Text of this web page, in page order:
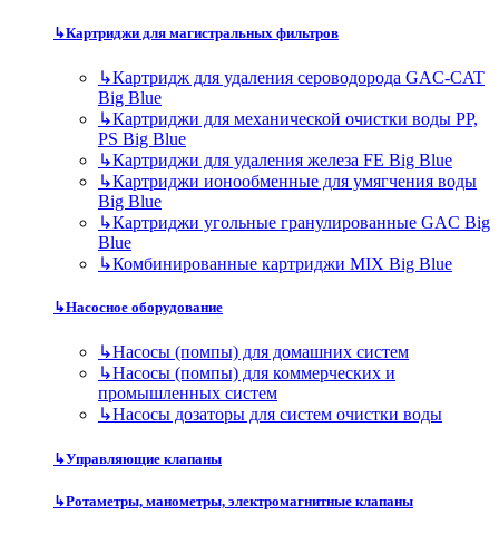
↳Картриджи для магистральных фильтров
↳Картридж для удаления сероводорода GAC-CAT
Big Blue
↳Картриджи для механической очистки воды PP,
PS Big Blue
↳Картриджи для удаления железа FE Big Blue
↳Картриджи ионообменные для умягчения воды
Big Blue
↳Картриджи угольные гранулированные GAC Big
Blue
↳Комбинированные картриджи MIX Big Blue
↳Насосное оборудование
↳Насосы (помпы) для домашних систем
↳Насосы (помпы) для коммерческих и
промышленных систем
↳Насосы дозаторы для систем очистки воды
↳Управляющие клапаны
↳Ротаметры, манометры, электромагнитные клапаны